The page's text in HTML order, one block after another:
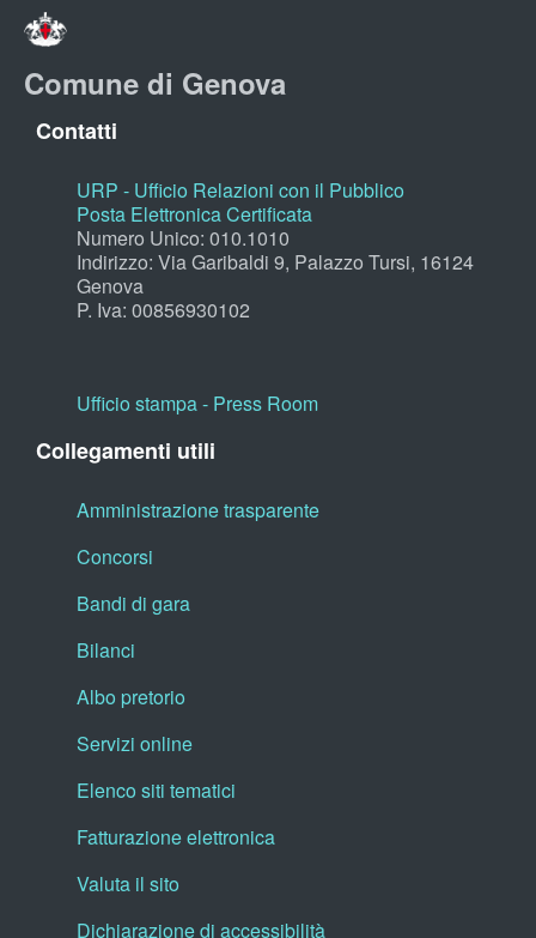
Comune di Genova
Contatti
URP - Ufficio Relazioni con il Pubblico
Posta Elettronica Certificata
Numero Unico: 010.1010
Indirizzo: Via Garibaldi 9, Palazzo Tursi, 16124
Genova
P. Iva: 00856930102
Ufficio stampa - Press Room
Collegamenti utili
Amministrazione trasparente
Concorsi
Bandi di gara
Bilanci
Albo pretorio
Servizi online
Elenco siti tematici
Fatturazione elettronica
Valuta il sito
Dichiarazione di accessibilità